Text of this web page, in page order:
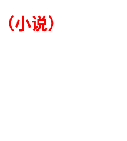
小说）